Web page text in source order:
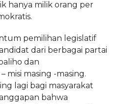
hanya milik orang per
pemilihan legislatif
dari berbagai partai
dan
misi masing -masing.
lagi bagi masyarakat
bahwa